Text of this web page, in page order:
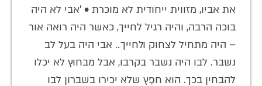
את אביו, מזווית ייחודית לא מוכרת • 'אבי לא היה
בוכה הרבה, והיה רגיל לחייך, כאשר היה רואה אור
– היה מתחיל לצחוק ולחייך.. אבי היה בעל לב
נשבר. לבו היה נשבר בקרבו, אבל מבחוץ לא יכלו
להבחין בכך. הוא חפַץ שלא יכירו בשברון לבו